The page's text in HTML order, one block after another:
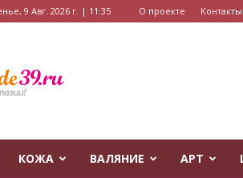
9 Авг. 2026 г. | 11:35 О проекте Контакты
КОЖА ВАЛЯНИЕ АРТ